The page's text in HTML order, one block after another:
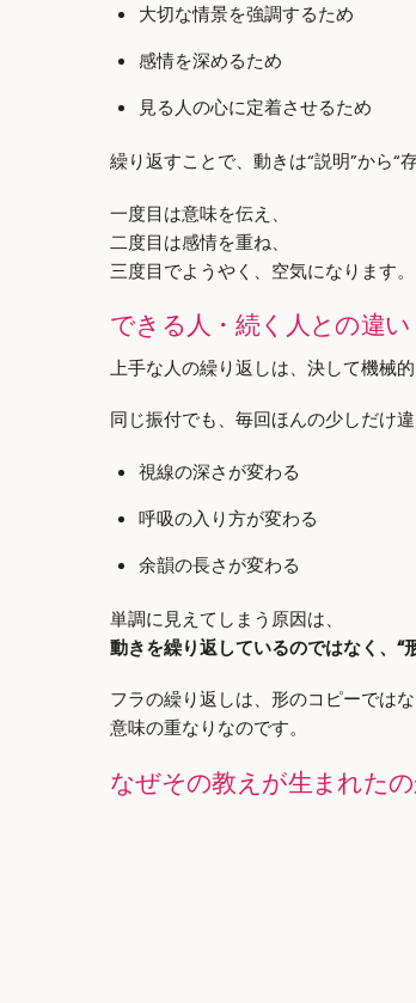
大切な情景を強調するため
感情を深めるため
見る人の心に定着させるため
繰り返すことで、動きは“説明”から“
一度目は意味を伝え、
二度目は感情を重ね、
三度目でようやく、空気になります。
できる人・続く人との違
上手な人の繰り返しは、決して機械的
同じ振付でも、毎回ほんの少しだけ違
視線の深さが変わる
呼吸の入り方が変わる
余韻の長さが変わる
単調に見えてしまう原因は、
動きを繰り返しているのではなく、“
フラの繰り返しは、形のコピーではな
意味の重なりなのです。
なぜその教えが生まれた